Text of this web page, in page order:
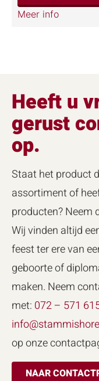
Meer info
Heeft u
gerust
op.
Staat het product
assortiment of
producten? Neem
Wij vinden altijd
feest ter ere van
geboorte of
maken. Neem
met: 072 – 571
op onze
NAAR